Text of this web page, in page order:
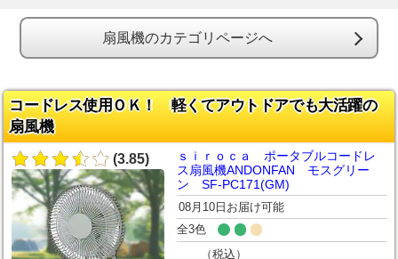
扇風機のカテゴリページへ
コードレス使用ＯＫ！ 軽くてアウトドアでも大活躍の
扇風機
(3.85)
ｓｉｒｏｃａ ポータブルコードレ
ス扇風機ANDONFAN モスグリー
ン SF-PC171(GM)
08月10日お届け可能
全3色
（税込）